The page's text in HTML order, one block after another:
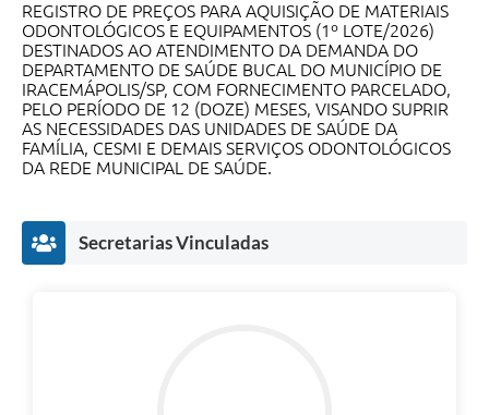
REGISTRO DE PREÇOS PARA AQUISIÇÃO DE MATERIAIS
ODONTOLÓGICOS E EQUIPAMENTOS (1º LOTE/2026)
DESTINADOS AO ATENDIMENTO DA DEMANDA DO
DEPARTAMENTO DE SAÚDE BUCAL DO MUNICÍPIO DE
IRACEMÁPOLIS/SP, COM FORNECIMENTO PARCELADO,
PELO PERÍODO DE 12 (DOZE) MESES, VISANDO SUPRIR
AS NECESSIDADES DAS UNIDADES DE SAÚDE DA
FAMÍLIA, CESMI E DEMAIS SERVIÇOS ODONTOLÓGICOS
DA REDE MUNICIPAL DE SAÚDE.
Secretarias Vinculadas